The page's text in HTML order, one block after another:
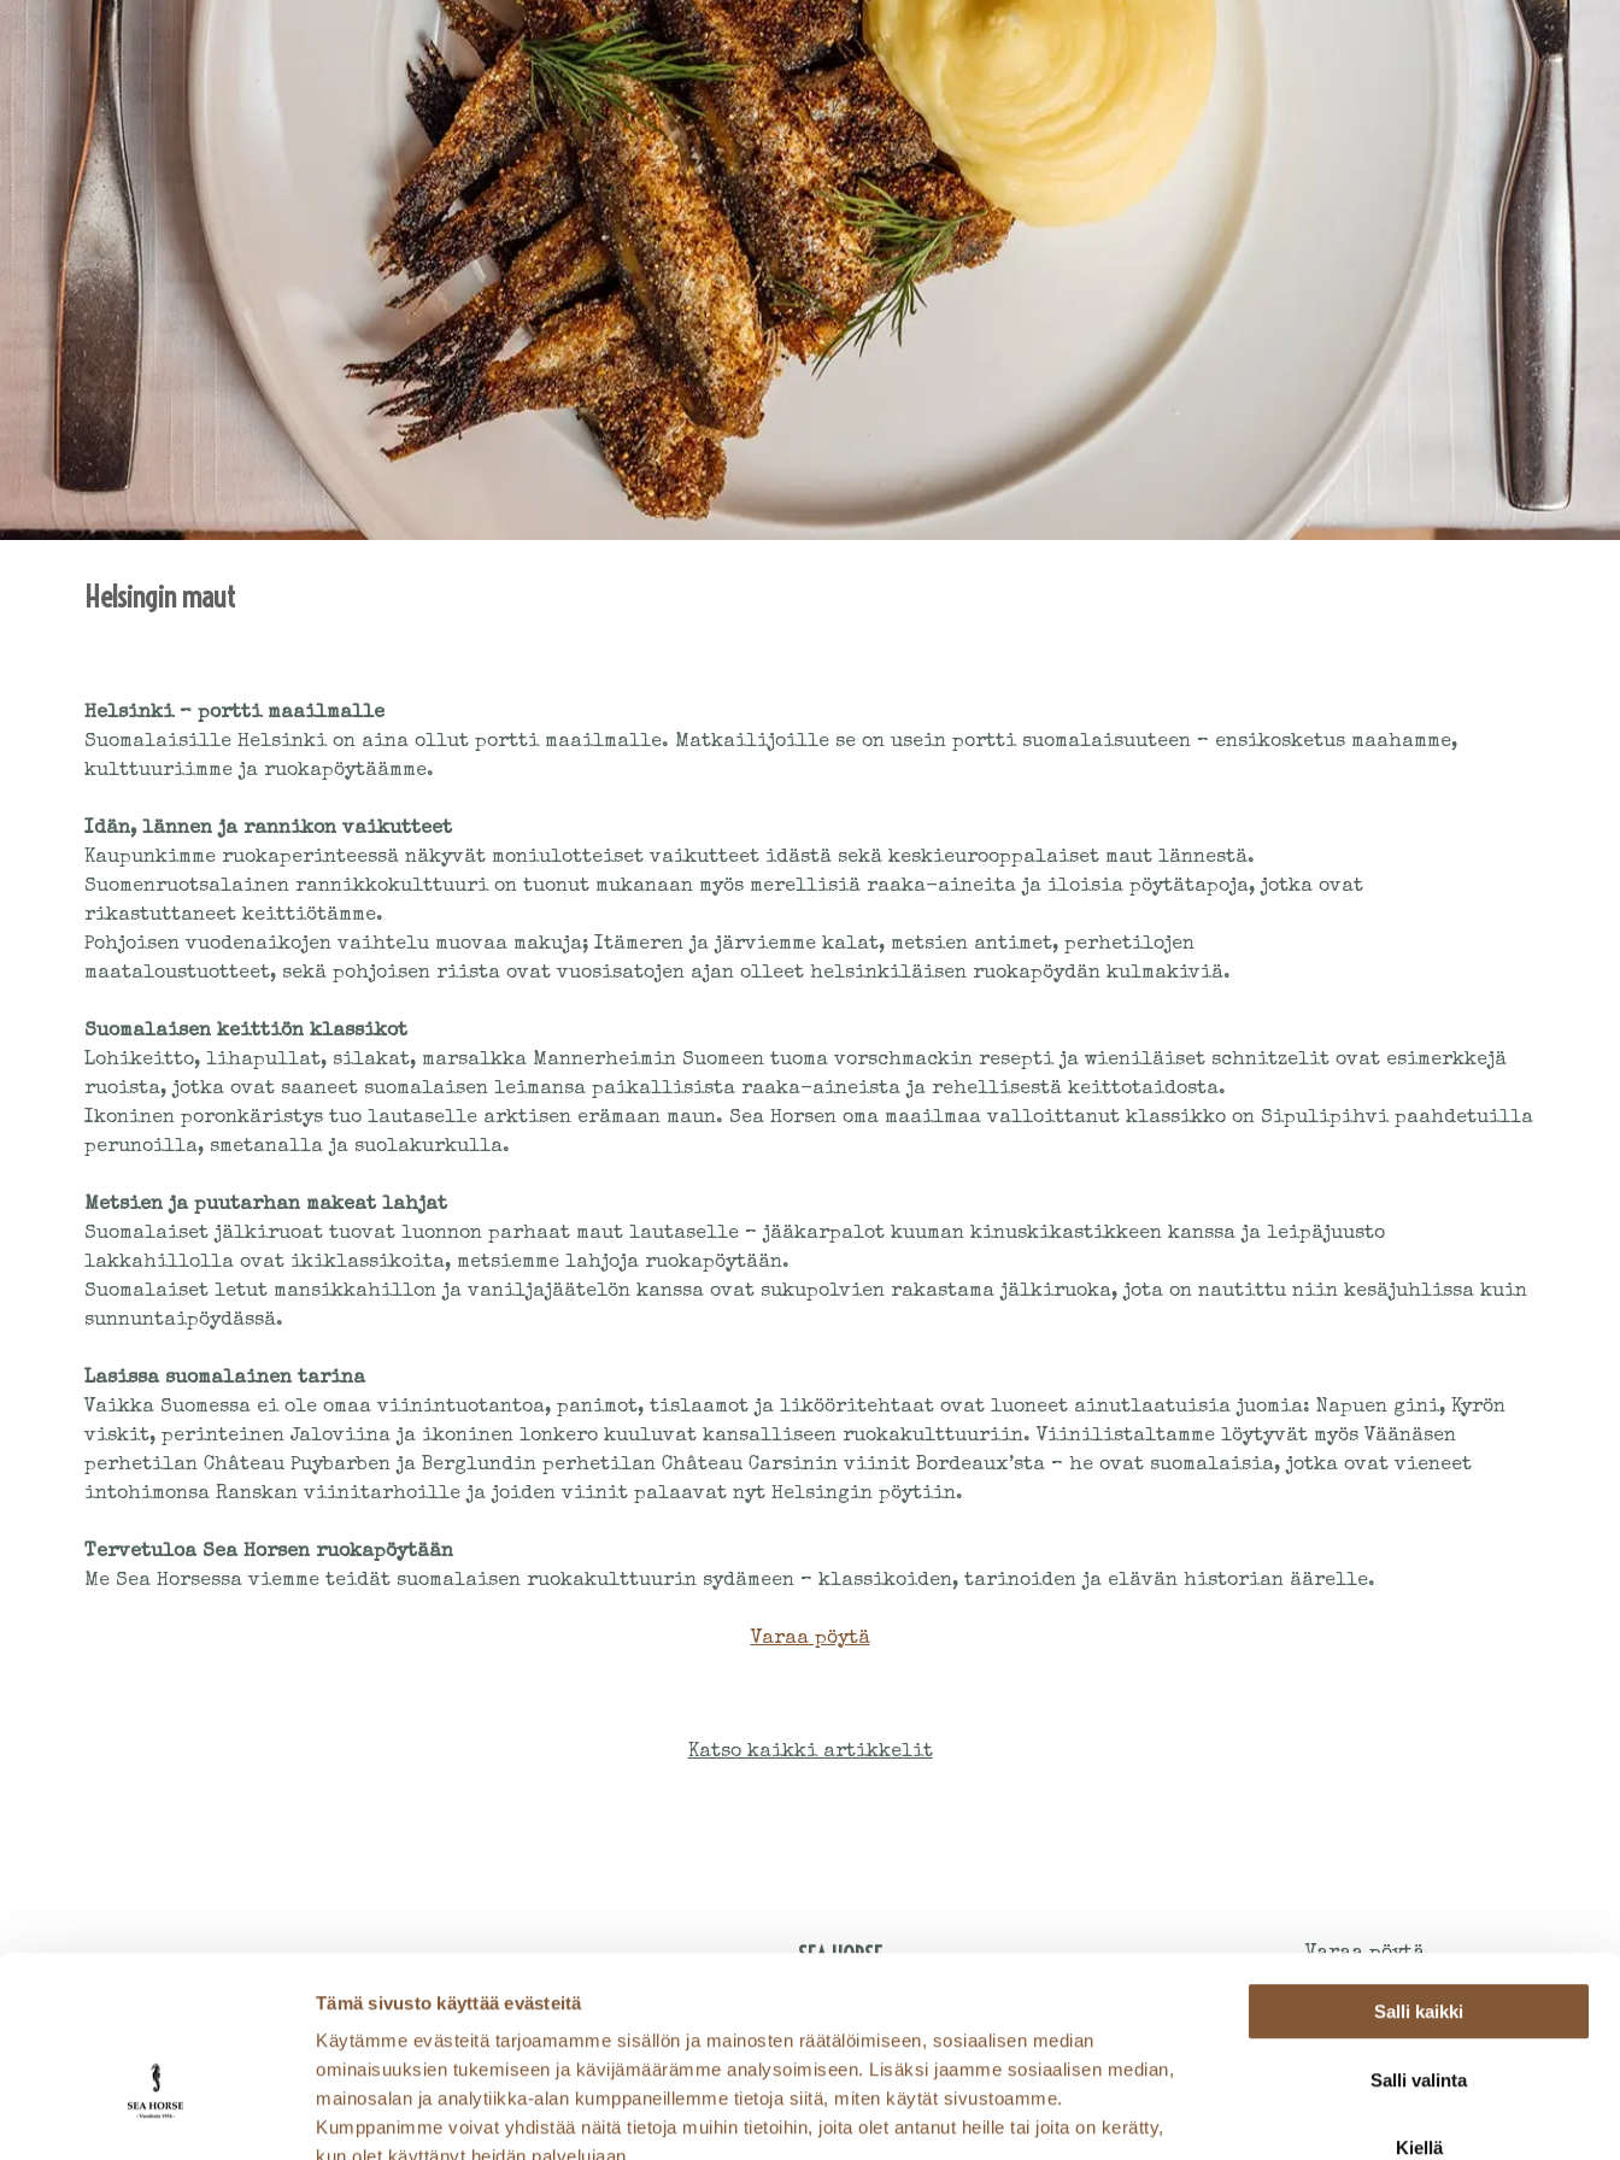
Tämä sivusto käyttää evästeitä
Käytämme evästeitä tarjoamamme sisällön ja mainosten räätälöimiseen, sosiaalisen median
ominaisuuksien tukemiseen ja kävijämäärämme analysoimiseen. Lisäksi jaamme sosiaalisen median,
mainosalan ja analytiikka-alan kumppaneillemme tietoja siitä, miten käytät sivustoamme.
Kumppanimme voivat yhdistää näitä tietoja muihin tietoihin, joita olet antanut heille tai joita on kerätty,
Salli kaikki
Salli valinta
Kiellä
HelsinginHelsingin maut
Helsinki – portti maailmalle
Suomalaisille Helsinki on aina ollut portti maailmalle. Matkailijoille se on usein portti suomalaisuuteen – ensikosketus maahamme,
kulttuuriimme ja ruokapöytäämme.
Idän, lännen ja rannikon vaikutteet
Kaupunkimme ruokaperinteessä näkyvät moniulotteiset vaikutteet idästä sekä keskieurooppalaiset maut lännestä.
Suomenruotsalainen rannikkokulttuuri on tuonut mukanaan myös merellisiä raaka-aineita ja iloisia pöytätapoja, jotka ovat
rikastuttaneet keittiötämme.
Pohjoisen vuodenaikojen vaihtelu muovaa makuja; Itämeren ja järviemme kalat, metsien antimet, perhetilojen
maataloustuotteet, sekä pohjoisen riista ovat vuosisatojen ajan olleet helsinkiläisen ruokapöydän kulmakiviä.
Suomalaisen keittiön klassikot
Lohikeitto, lihapullat, silakat, marsalkka Mannerheimin Suomeen tuoma vorschmackin resepti ja wieniläiset schnitzelit ovat esimerkkejä
ruoista, jotka ovat saaneet suomalaisen leimansa paikallisista raaka-aineista ja rehellisestä keittotaidosta.
Ikoninen poronkäristys tuo lautaselle arktisen erämaan maun. Sea Horsen oma maailmaa valloittanut klassikko on Sipulipihvi paahdetuilla
perunoilla, smetanalla ja suolakurkulla.
Metsien ja puutarhan makeat lahjat
Suomalaiset jälkiruoat tuovat luonnon parhaat maut lautaselle – jääkarpalot kuuman kinuskikastikkeen kanssa ja leipäjuusto
lakkahillolla ovat ikiklassikoita, metsiemme lahjoja ruokapöytään.
Suomalaiset letut mansikkahillon ja vaniljajäätelön kanssa ovat sukupolvien rakastama jälkiruoka, jota on nautittu niin kesäjuhlissa kuin
sunnuntaipöydässä.
Lasissa suomalainen tarina
Vaikka Suomessa ei ole omaa viinintuotantoa, panimot, tislaamot ja likööritehtaat ovat luoneet ainutlaatuisia juomia: Napuen gini, Kyrön
viskit, perinteinen Jaloviina ja ikoninen lonkero kuuluvat kansalliseen ruokakulttuuriin. Viinilistaltamme löytyvät myös Väänäsen
perhetilan Château Puybarben ja Berglundin perhetilan Château Carsinin viinit Bordeaux’sta – he ovat suomalaisia, jotka ovat vieneet
intohimonsa Ranskan viinitarhoille ja joiden viinit palaavat nyt Helsingin pöytiin.
Tervetuloa Sea Horsen ruokapöytään
Me Sea Horsessa viemme teidät suomalaisen ruokakulttuurin sydämeen – klassikoiden, tarinoiden ja elävän historian äärelle.
Varaa pöytä
Katso kaikki artikkelit
Tutustu ja ihastu muihin klassikkoravintoloihin:
Salutorget
Strindberg| | Ravintola NJK
SEA HORSE
Kapteeninkatu 11,
00140 Helsinki
Puh +358 9 628 169
Varaa pöytä
Avoimet työpaikat
Oivaraportti
Evästeet ja tietosuoja